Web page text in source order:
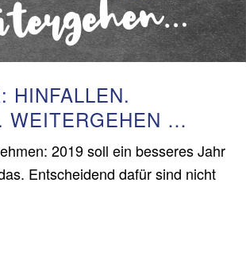
HINFALLEN.
WEITERGEHEN …
2019 soll ein besseres Jahr
Entscheidend dafür sind nicht